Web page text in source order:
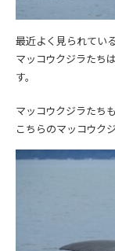
最近よく見られてい
マッコウクジラたち
す。
マッコウクジラたち
こちらのマッコウク